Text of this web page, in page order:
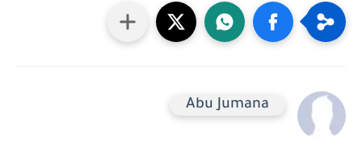
Abu Jumana